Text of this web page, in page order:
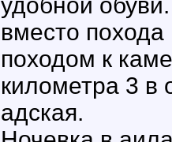
удобной
вместо похода
походом к
километра 3 в
адская.